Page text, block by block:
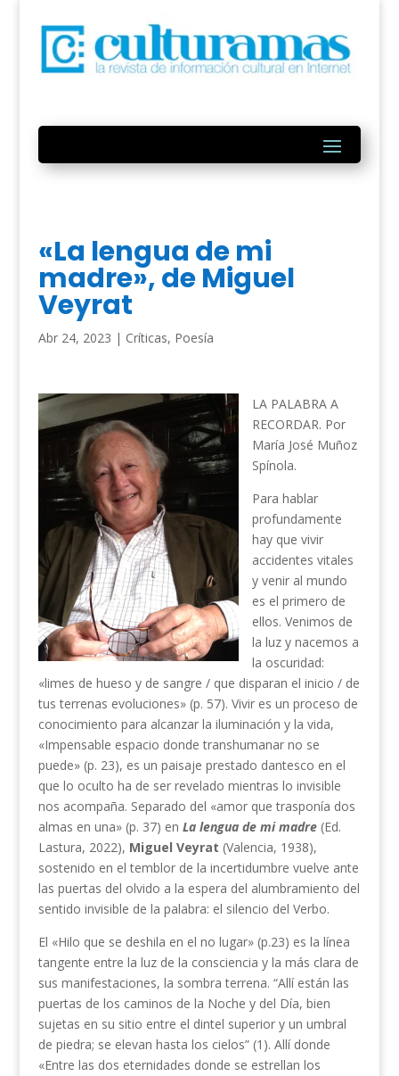
«La lengua de mi
madre», de Miguel
Veyrat
Abr 24, 2023 | Críticas, Poesía
LA PALABRA A
RECORDAR. Por
María José Muñoz
Spínola.
Para hablar
profundamente
hay que vivir
accidentes vitales
y venir al mundo
es el primero de
ellos. Venimos de
la luz y nacemos a
la oscuridad:
«limes de hueso y de sangre / que disparan el inicio / de
tus terrenas evoluciones» (p. 57). Vivir es un proceso de
conocimiento para alcanzar la iluminación y la vida,
«Impensable espacio donde transhumanar no se
puede» (p. 23), es un paisaje prestado dantesco en el
que lo oculto ha de ser revelado mientras lo invisible
nos acompaña. Separado del «amor que trasponía dos
almas en una» (p. 37) en La lengua de mi madre(Ed.
Lastura, 2022), Miguel Veyrat (Valencia, 1938),
sostenido en el temblor de la incertidumbre vuelve ante
las puertas del olvido a la espera del alumbramiento del
sentido invisible de la palabra: el silencio del Verbo.
El «Hilo que se deshila en el no lugar» (p.23) es la línea
tangente entre la luz de la consciencia y la más clara de
sus manifestaciones, la sombra terrena. “Allí están las
puertas de los caminos de la Noche y del Día, bien
sujetas en su sitio entre el dintel superior y un umbral
de piedra; se elevan hasta los cielos” (1). Allí donde
«Entre las dos eternidades donde se estrellan los